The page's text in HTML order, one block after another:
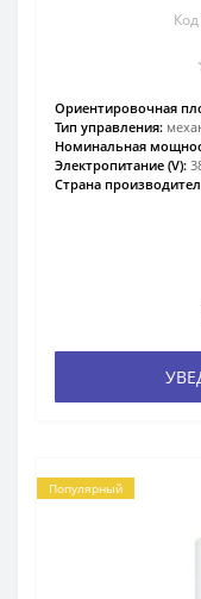
Ориентировочная
Тип управления:
Номинальная
Электропитание (V):
Страна
Популярный